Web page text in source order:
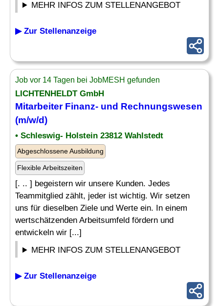
MEHR INFOS ZUM STELLENANGEBOT
▶ Zur Stellenanzeige
Job vor 14 Tagen bei JobMESH gefunden
LICHTENHELDT GmbH
MitarbeiterFinanz- und Rechnungswesen
(m/w/d)
• Schleswig- Holstein 23812 Wahlstedt
Abgeschlossene Ausbildung
Flexible Arbeitszeiten
[. .. ] begeistern wir unsere Kunden. Jedes
Teammitglied zählt, jeder ist wichtig. Wir setzen
uns für dieselben Ziele und Werte ein. In einem
wertschätzenden Arbeitsumfeld fördern und
entwickeln wir [...]
MEHR INFOS ZUM STELLENANGEBOT
▶ Zur Stellenanzeige